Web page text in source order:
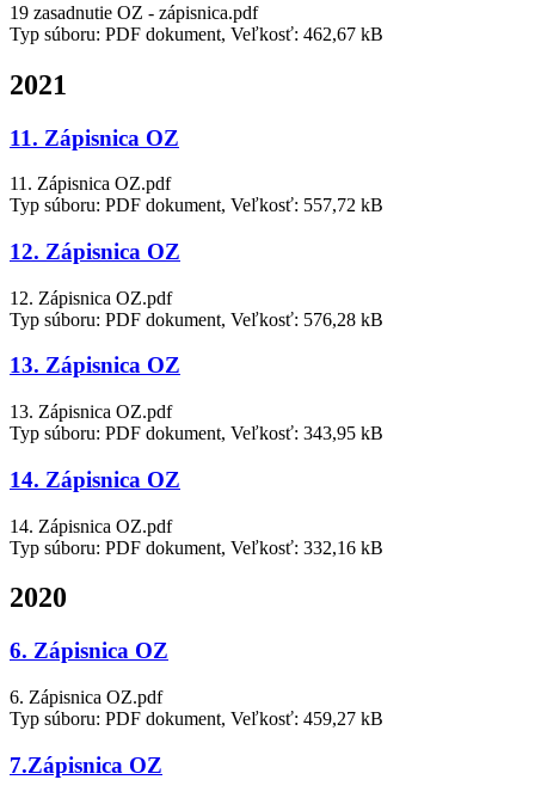
19 zasadnutie OZ - zápisnica.pdf
Typ súboru: PDF dokument, Veľkosť: 462,67 kB
2021
11. Zápisnica OZ
11. Zápisnica OZ.pdf
Typ súboru: PDF dokument, Veľkosť: 557,72 kB
12. Zápisnica OZ
12. Zápisnica OZ.pdf
Typ súboru: PDF dokument, Veľkosť: 576,28 kB
13. Zápisnica OZ
13. Zápisnica OZ.pdf
Typ súboru: PDF dokument, Veľkosť: 343,95 kB
14. Zápisnica OZ
14. Zápisnica OZ.pdf
Typ súboru: PDF dokument, Veľkosť: 332,16 kB
2020
6. Zápisnica OZ
6. Zápisnica OZ.pdf
Typ súboru: PDF dokument, Veľkosť: 459,27 kB
7.Zápisnica OZ